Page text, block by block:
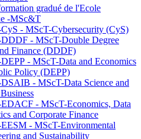
gradué de l'Ecole
-MSc&T
- MScT-Cybersecurity (CyS)
- MScT-Double Degree
Finance (DDDF)
- MScT-Data and Economics
Policy (DEPP)
- MScT-Data Science and
- MScT-Economics, Data
and Corporate Finance
- MScT-Environmental
and Sustainability